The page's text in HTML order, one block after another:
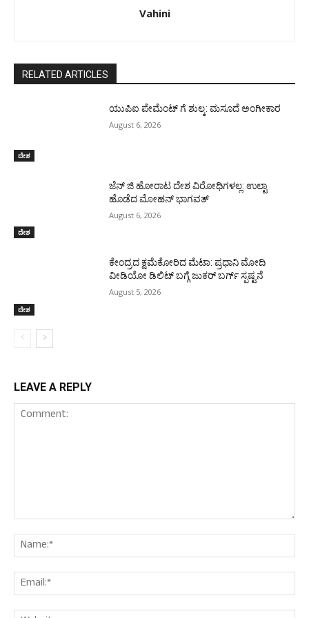
Vahini
RELATED ARTICLES
ದೇಶ
ಯುಪಿಐ ಪೇಮೆಂಟ್ ಗೆ ಶುಲ್ಕ: ಮಸೂದೆ ಅಂಗೀಕಾರ
August 6, 2026
ದೇಶ
ಜೆನ್ ಜಿ ಹೋರಾಟ ದೇಶ ವಿರೋಧಿಗಳಲ್ಲ: ಉಲ್ಟಾ
ಹೊಡೆದ ಮೋಹನ್ ಭಾಗವತ್
August 6, 2026
ದೇಶ
ಕೇಂದ್ರದ ಕ್ಷಮೆಕೋರಿದ ಮೆಟಾ: ಪ್ರಧಾನಿ ಮೋದಿ
ವೀಡಿಯೋ ಡಿಲಿಟ್ ಬಗ್ಗೆ ಜುಕರ್ ಬರ್ಗ್ ಸ್ಪಷ್ಟನೆ
August 5, 2026
LEAVE A REPLY